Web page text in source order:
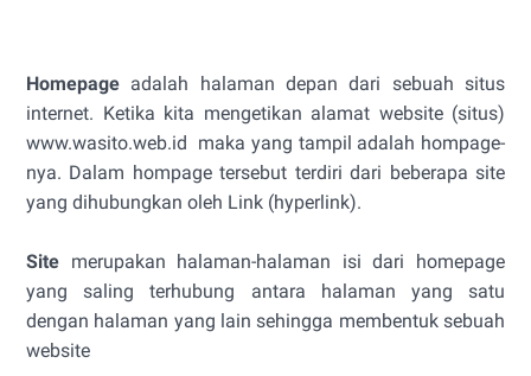
Homepage adalah halaman depan dari sebuah situs
internet. Ketika kita mengetikan alamat website (situs)
www.wasito.web.id maka yang tampil adalah hompage-
nya. Dalam hompage tersebut terdiri dari beberapa site
yang dihubungkan oleh Link (hyperlink).
Site merupakan halaman-halaman isi dari homepage
yang saling terhubung antara halaman yang satu
dengan halaman yang lain sehingga membentuk sebuah
website